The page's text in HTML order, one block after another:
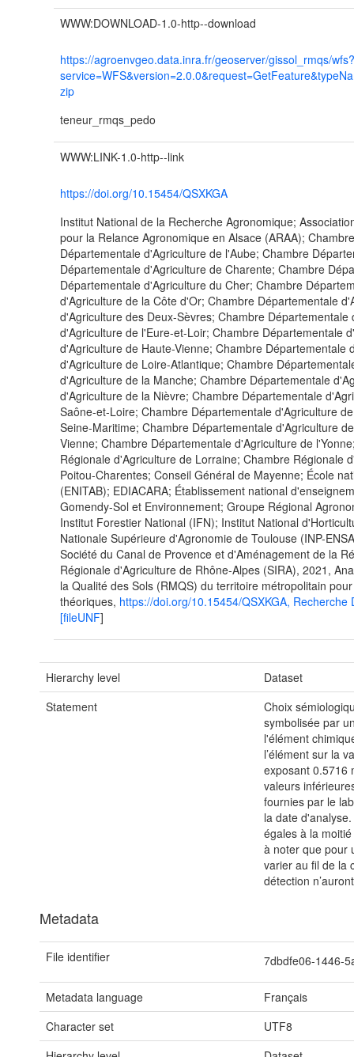
WWW:DOWNLOAD-1.0-http--download
https://agroenvgeo.data.inra.fr/geoserver/gissol_rmqs/wfs?
zip
teneur_rmqs_pedo
WWW:LINK-1.0-http--link
https://doi.org/10.15454/QSXKGA
Institut National de la Recherche Agronomique;
pour la Relance Agronomique en Alsace (ARAA);
Départementale d'Agriculture de l'Aube; Chambre
Départementale d'Agriculture de Charente; Chambre
Départementale d'Agriculture du Cher; Chambre
d'Agriculture de la Côte d'Or; Chambre Départementale
d'Agriculture des Deux-Sèvres; Chambre
d'Agriculture de l'Eure-et-Loir; Chambre Départementale
d'Agriculture de Haute-Vienne; Chambre
d'Agriculture de Loire-Atlantique; Chambre
d'Agriculture de la Manche; Chambre Départementale
d'Agriculture de la Nièvre; Chambre Départementale
Saône-et-Loire; Chambre Départementale d'Agriculture
Seine-Maritime; Chambre Départementale d'Agriculture
Vienne; Chambre Départementale d'Agriculture de
Régionale d'Agriculture de Lorraine; Chambre Régionale
Poitou-Charentes; Conseil Général de Mayenne; École
(ENITAB); EDIACARA; Établissement national
Gomendy-Sol et Environnement; Groupe Régional
Institut Forestier National (IFN); Institut National
Nationale Supérieure d'Agronomie de Toulouse (INP-
Société du Canal de Provence et d'Aménagement de la
Régionale d'Agriculture de Rhône-Alpes (SIRA), 2021,
la Qualité des Sols (RMQS) du territoire métropolitain
théoriques, https://doi.org/10.15454/QSXKGA,
[fileUNF]
Hierarchy level
Dataset
Statement
Choix
symbolisée par
l'élément
l’élément sur la
exposant 0.5716
valeurs
fournies par le
la date
égales à la
à noter que pour
varier au fil de la
détection
Metadata
File identifier 7dbdfe06-1446-
Metadata language
Français
Character set
UTF8